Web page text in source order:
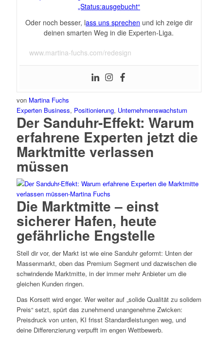
„Status:ausgebucht“
Oder noch besser, lass uns sprechen und ich zeige dir
deinen smarten Weg in die Experten-Liga.
www.martina-fuchs.com/redesign
von Martina Fuchs
Experten Business, Positionierung, Unternehmenswachstum
Der Sanduhr-Effekt: Warum
erfahrene Experten jetzt die
Marktmitte verlassen
müssen
Die Marktmitte – einst
sicherer Hafen, heute
gefährliche Engstelle
Stell dir vor, der Markt ist wie eine Sanduhr geformt: Unten der
Massenmarkt, oben das Premium Segment und dazwischen die
schwindende Marktmitte, in der immer mehr Anbieter um die
gleichen Kunden ringen.
Das Korsett wird enger. Wer weiter auf „solide Qualität zu solidem
Preis“ setzt, spürt das zunehmend unangenehme Zwicken:
Preisdruck von unten, KI frisst Standardleistungen weg, und
deine Differenzierung verpufft im engen Wettbewerb.